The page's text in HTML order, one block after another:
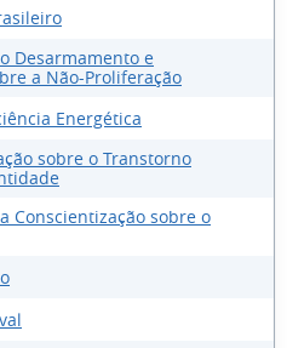
Desarmamento e
a Não-Proliferação
Energética
sobre o Transtorno
Conscientização sobre o